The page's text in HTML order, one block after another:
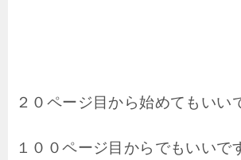
２０ページ目から始めてもいい
１００ページ目からでもいいで